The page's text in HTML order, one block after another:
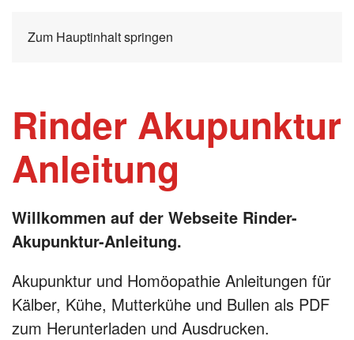
Zum Hauptinhalt springen
Rinder Akupunktur
Anleitung
Willkommen auf der Webseite Rinder-
Akupunktur-Anleitung.
Akupunktur und Homöopathie Anleitungen für
Kälber, Kühe, Mutterkühe und Bullen als PDF
zum Herunterladen und Ausdrucken.